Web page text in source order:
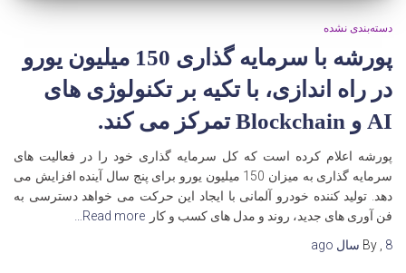
دسته‌بندی نشده
پورشه با سرمایه گذاری 150 میلیون یورو
در راه اندازی، با تکیه بر تکنولوژی های
AI و Blockchain تمرکز می کند.
پورشه اعلام کرده است که کل سرمایه گذاری خود را در فعالیت های
سرمایه گذاری به میزان 150 میلیون یورو برای پنج سال آینده افزایش می
دهد. تولید کننده خودرو آلمانی با ایجاد این حرکت می خواهد دسترسی به
فن آوری های جدید، روند و مدل های کسب و کار Read more…
By
8 سال